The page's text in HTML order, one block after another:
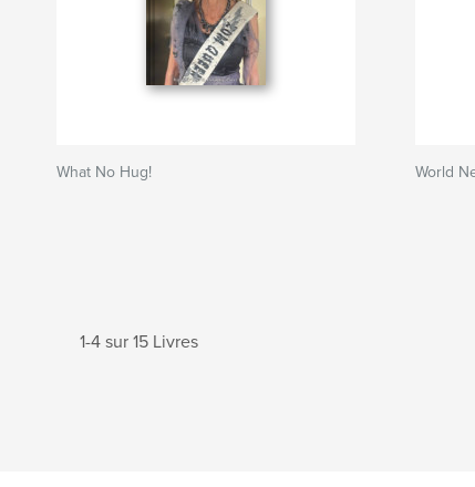
What No Hug! World
1-4 sur 15 Livres